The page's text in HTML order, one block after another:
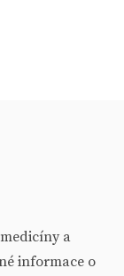
a
informace o